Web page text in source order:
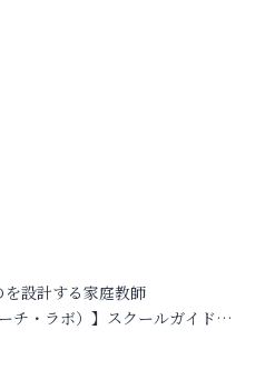
設計する家庭教師
チ・ラボ）】スクールガイド…